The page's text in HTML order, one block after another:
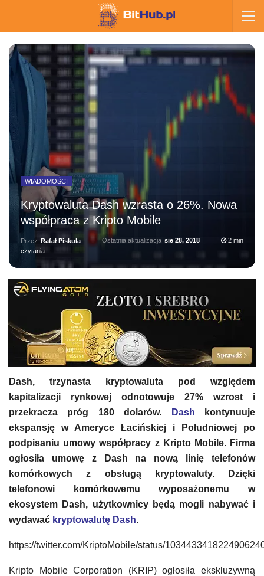
WIADOMOŚCI
Kryptowaluta Dash wzrasta o 26%. Nowa
współpraca z Kripto Mobile
Przez Rafał Piskuła Ostatnia aktualizacja sie 28, 2018
2 min
czytania
Dash, trzynasta kryptowaluta pod względem
kapitalizacji rynkowej odnotowuje 27% wzrost i
przekracza próg 180 dolarów.
Dash kontynuuje
ekspansję w Ameryce Łacińskiej i Południowej po
podpisaniu umowy współpracy z Kripto Mobile. Firma
ogłosiła umowę z Dash na nową linię telefonów
komórkowych z obsługą kryptowaluty. Dzięki
telefonowi komórkowemu wyposażonemu w
ekosystem Dash, użytkownicy będą mogli nabywać i
wydawać kryptowalutę Dash.
https://twitter.com/KriptoMobile/status/
Kripto Mobile Corporation (KRIP) ogłosiła ekskluzywną